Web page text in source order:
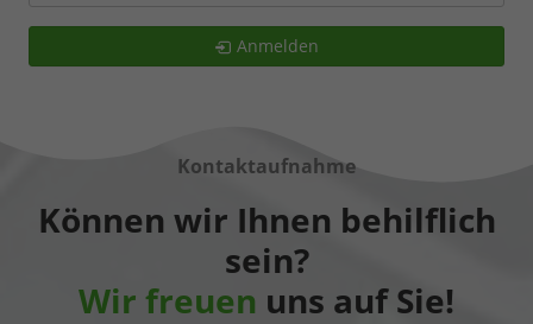
Anmelden
Kontaktaufnahme
Können wir Ihnen behilflich
sein?
Wir freuen uns auf Sie!